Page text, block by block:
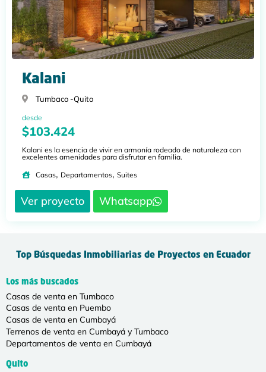
Kalani
Tumbaco -Quito
desde
$103.424
Kalani es la esencia de vivir en armonía rodeado de naturaleza con
excelentes amenidades para disfrutar en familia.
Casas, Departamentos, Suites
Ver proyecto Whatsapp
Top Búsquedas Inmobiliarias de Proyectos en Ecuador
Los más buscados
Casas de venta en Tumbaco
Casas de venta en Puembo
Casas de venta en Cumbayá
Terrenos de venta en Cumbayá y Tumbaco
Departamentos de venta en Cumbayá
Quito